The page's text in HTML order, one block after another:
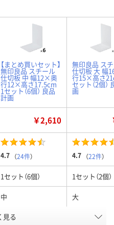
【まとめ買いセット】
無印良品 スチール
仕切板 中 幅12×奥
行12×高さ17.5cm
1セット（6個） 良品
計画
無印良品 ス
仕切板 大 幅
行15×高さ
セット（2個）
画
￥2,610
4.7 （24件） 4.7 （22件）
1セット（6個） 1セット（2個）
中 大
005974 H883824
見る